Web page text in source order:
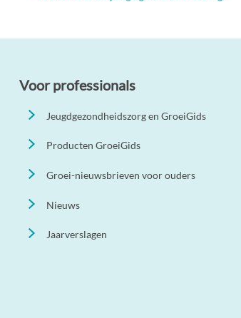
Voor professionals
Jeugdgezondheidszorg en GroeiGids
Producten GroeiGids
Groei-nieuwsbrieven voor ouders
Nieuws
Jaarverslagen